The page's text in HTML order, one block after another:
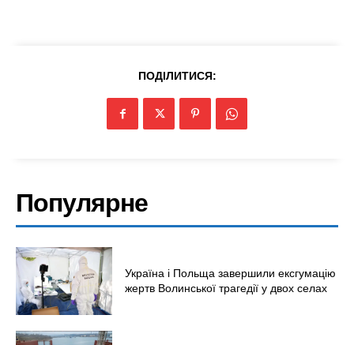
ПОДІЛИТИСЯ:
Популярне
Україна і Польща завершили ексгумацію
жертв Волинської трагедії у двох селах